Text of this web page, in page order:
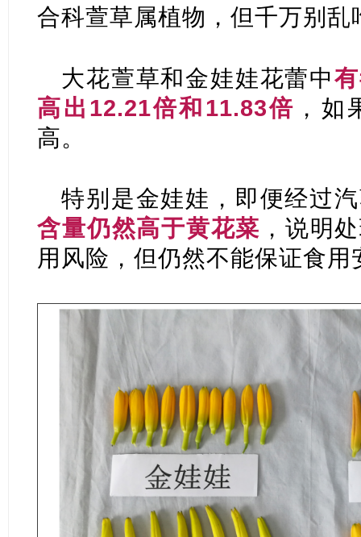
合科萱草属植物，但千万别乱
大花萱草和金娃娃花蕾中
高出12.21倍和11.83倍 ，
高。
特别是金娃娃，即便经过
含量仍然高于黄花菜 ，说明
用风险，但仍然不能保证食用